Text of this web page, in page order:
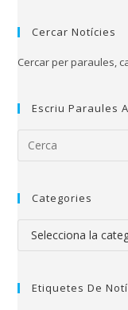
Cercar Notícies
Cercar per paraules,
Escriu Paraules
Categories
Etiquetes De